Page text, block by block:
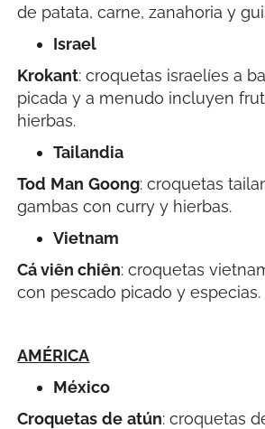
de patata, carne, zanahoria y
Israel
Krokant: croquetas israelíes a
picada y a menudo incluyen
hierbas.
Tailandia
Tod Man Goong: croquetas
gambas con curry y hierbas.
Vietnam
Cá viên chiên: croquetas
con pescado picado y especias.
AMÉRICA
México
Croquetas de atún: croquetas